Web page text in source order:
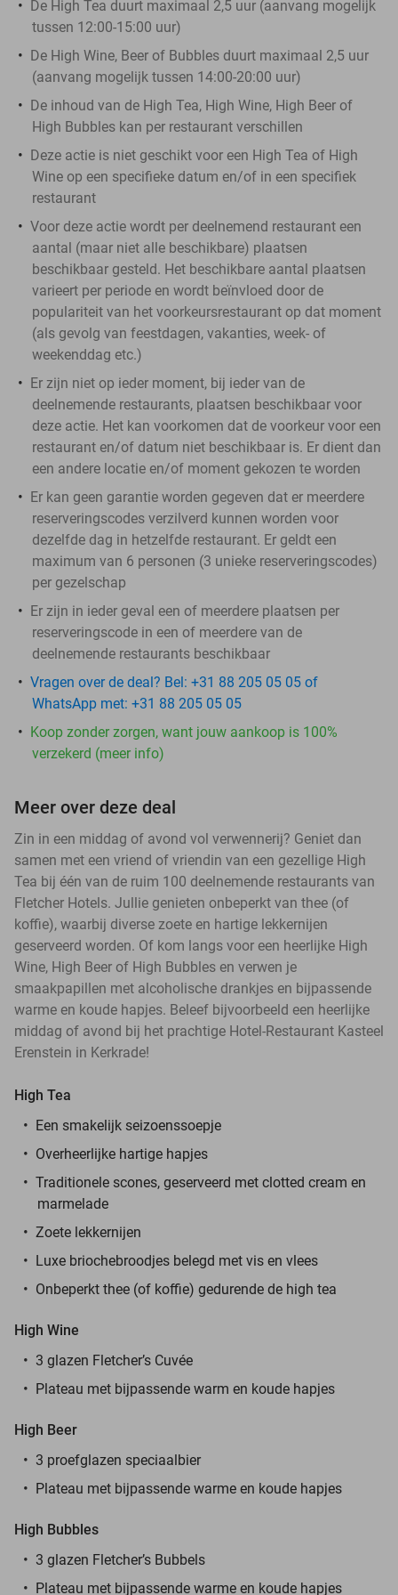
De High Tea duurt maximaal 2,5 uur (aanvang mogelijk
tussen 12:00-15:00 uur)
De High Wine, Beer of Bubbles duurt maximaal 2,5 uur
(aanvang mogelijk tussen 14:00-20:00 uur)
De inhoud van de High Tea, High Wine, High Beer of
High Bubbles kan per restaurant verschillen
Deze actie is niet geschikt voor een High Tea of High
Wine op een specifieke datum en/of in een specifiek
restaurant
Voor deze actie wordt per deelnemend restaurant een
aantal (maar niet alle beschikbare) plaatsen
beschikbaar gesteld. Het beschikbare aantal plaatsen
varieert per periode en wordt beïnvloed door de
populariteit van het voorkeursrestaurant op dat moment
(als gevolg van feestdagen, vakanties, week- of
weekenddag etc.)
Er zijn niet op ieder moment, bij ieder van de
deelnemende restaurants, plaatsen beschikbaar voor
deze actie. Het kan voorkomen dat de voorkeur voor een
restaurant en/of datum niet beschikbaar is. Er dient dan
een andere locatie en/of moment gekozen te worden
Er kan geen garantie worden gegeven dat er meerdere
reserveringscodes verzilverd kunnen worden voor
dezelfde dag in hetzelfde restaurant. Er geldt een
maximum van 6 personen (3 unieke reserveringscodes)
per gezelschap
Er zijn in ieder geval een of meerdere plaatsen per
reserveringscode in een of meerdere van de
deelnemende restaurants beschikbaar
Vragen over de deal? Bel: +31 88 205 05 05 of
WhatsApp met: +31 88 205 05 05
Koop zonder zorgen, want jouw aankoop is 100%
verzekerd (meer info)
Meer over deze deal
Zin in een middag of avond vol verwennerij? Geniet dan
samen met een vriend of vriendin van een gezellige High
Tea bij één van de ruim 100 deelnemende restaurants van
Fletcher Hotels. Jullie genieten onbeperkt van thee (of
koffie), waarbij diverse zoete en hartige lekkernijen
geserveerd worden. Of kom langs voor een heerlijke High
Wine, High Beer of High Bubbles en verwen je
smaakpapillen met alcoholische drankjes en bijpassende
warme en koude hapjes. Beleef bijvoorbeeld een heerlijke
middag of avond bij het prachtige Hotel-Restaurant Kasteel
Erenstein in Kerkrade!
High Tea
Een smakelijk seizoenssoepje
Overheerlijke hartige hapjes
Traditionele scones, geserveerd met clotted cream en
marmelade
Zoete lekkernijen
Luxe briochebroodjes belegd met vis en vlees
Onbeperkt thee (of koffie) gedurende de high tea
High Wine
3 glazen Fletcher’s Cuvée
Plateau met bijpassende warm en koude hapjes
High Beer
3 proefglazen speciaalbier
Plateau met bijpassende warme en koude hapjes
High Bubbles
3 glazen Fletcher’s Bubbels
Plateau met bijpassende warme en koude hapjes